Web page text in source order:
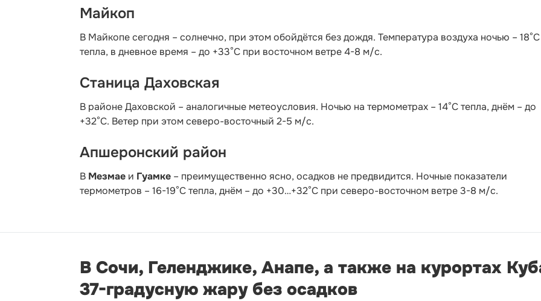
Майкоп
В Майкопе сегодня – солнечно, при этом обойдётся без дождя. Температура воздуха ночью – 18°С
тепла, в дневное время – до +33°С при восточном ветре 4-8 м/с.
Станица Даховская
В районе Даховской – аналогичные метеоусловия. Ночью на термометрах – 14°C тепла, днём – до
+32°C. Ветер при этом северо-восточный 2-5 м/с.
Апшеронский район
В Мезмае и Гуамке – преимущественно ясно, осадков не предвидится. Ночные показатели
термометров – 16-19°С тепла, днём – до +30…+32°С при северо-восточном ветре 3-8 м/с.
В Сочи, Геленджике, Анапе, а также на курортах
37-градусную жару без осадков